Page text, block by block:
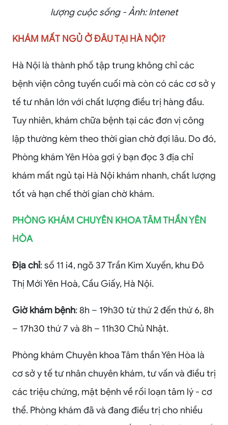
lượng cuộc sống - Ảnh: Intenet
KHÁM MẤT NGỦ Ở ĐÂU TẠI HÀ NỘI?
Hà Nội là thành phố tập trung không chỉ các
bệnh viện công tuyến cuối mà còn có các cơ sở y
tế tư nhân lớn với chất lượng điều trị hàng đầu.
Tuy nhiên, khám chữa bệnh tại các đơn vị công
lập thường kèm theo thời gian chờ đợi lâu. Do đó,
Phòng khám Yên Hòa gợi ý bạn đọc 3 địa chỉ
khám mất ngủ tại Hà Nội khám nhanh, chất lượng
tốt và hạn chế thời gian chờ khám.
PHÒNG KHÁM CHUYÊN KHOA TÂM THẦN YÊN
HÒA
Địa chỉ: số 11 i4, ngõ 37 Trần Kim Xuyến, khu Đô
Thị Mới Yên Hoà, Cầu Giấy, Hà Nội.
Giờ khám bệnh: 8h – 19h30 từ thứ 2 đến thứ 6, 8h
– 17h30 thứ 7 và 8h – 11h30 Chủ Nhật.
Phòng khám Chuyên khoa Tâm thần Yên Hòa là
cơ sở y tế tư nhân chuyên khám, tư vấn và điều trị
các triệu chứng, mặt bệnh về rối loạn tâm lý - cơ
thể. Phòng khám đã và đang điều trị cho nhiều